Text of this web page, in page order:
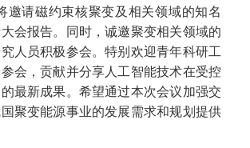
邀请磁约束核聚变及相关领域的知名
会报告。同时，诚邀聚变相关领域的
人员积极参会。特别欢迎青年科研工
会，贡献并分享人工智能技术在受控
最新成果。希望通过本次会议加强交
聚变能源事业的发展需求和规划提供